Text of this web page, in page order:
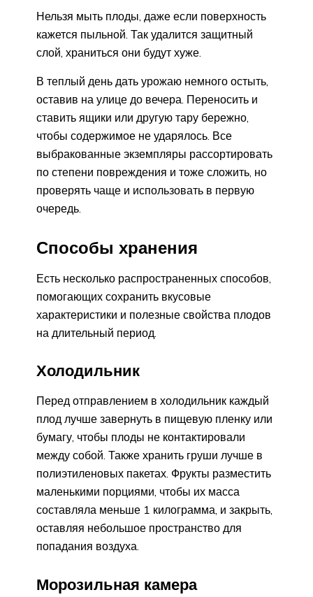
Нельзя мыть плоды, даже если поверхность
кажется пыльной. Так удалится защитный
слой, храниться они будут хуже.
В теплый день дать урожаю немного остыть,
оставив на улице до вечера. Переносить и
ставить ящики или другую тару бережно,
чтобы содержимое не ударялось. Все
выбракованные экземпляры рассортировать
по степени повреждения и тоже сложить, но
проверять чаще и использовать в первую
очередь.
Способы хранения
Есть несколько распространенных способов,
помогающих сохранить вкусовые
характеристики и полезные свойства плодов
на длительный период.
Холодильник
Перед отправлением в холодильник каждый
плод лучше завернуть в пищевую пленку или
бумагу, чтобы плоды не контактировали
между собой. Также хранить груши лучше в
полиэтиленовых пакетах. Фрукты разместить
маленькими порциями, чтобы их масса
составляла меньше 1 килограмма, и закрыть,
оставляя небольшое пространство для
попадания воздуха.
Морозильная камера